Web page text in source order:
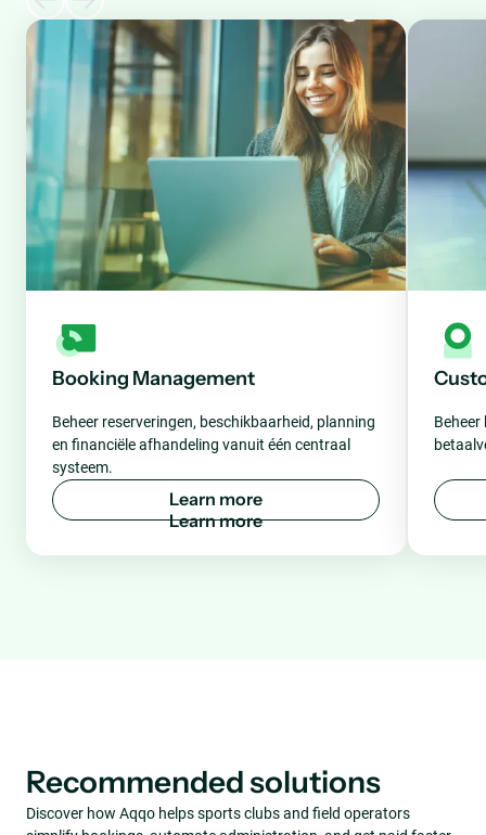
Booking Management
Beheer reserveringen, beschikbaarheid, planning
en financiële afhandeling vanuit één centraal
systeem.
Learn more
Recommended solutions
Discover how Aqqo helps sports clubs and field operators